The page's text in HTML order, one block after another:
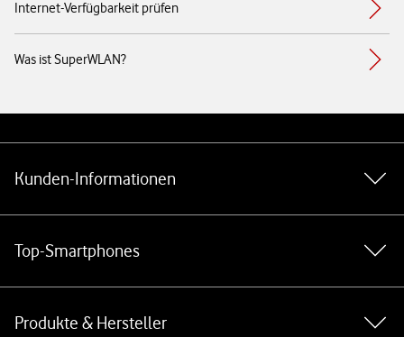
Internet-Verfügbarkeit prüfen
Was ist SuperWLAN?
Kunden-Informationen
Top-Smartphones
Produkte & Hersteller